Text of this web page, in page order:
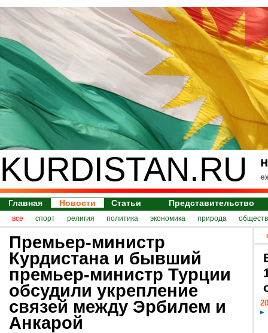
KURDISTAN.RU
Главная Новости Статьи Представительство
все спорт религия политика экономика природа
Премьер-министр
Курдистана и бывший
премьер-министр Турции
обсудили укрепление
связей между Эрбилем и
Анкарой